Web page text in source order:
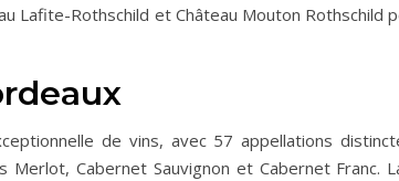
Lafite-Rothschild et Château Mouton
de vins, avec 57 appellations
Merlot, Cabernet Sauvignon et Cabernet